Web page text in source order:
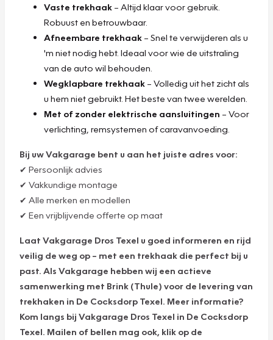
Vaste trekhaak – Altijd klaar voor gebruik.
Robuust en betrouwbaar.
Afneembare trekhaak – Snel te verwijderen als u
'm niet nodig hebt. Ideaal voor wie de uitstraling
van de auto wil behouden.
Wegklapbare trekhaak – Volledig uit het zicht als
u hem niet gebruikt. Het beste van twee werelden.
Met of zonder elektrische aansluitingen – Voor
verlichting, remsystemen of caravanvoeding.
Bij uw Vakgarage bent u aan het juiste adres voor:
✔ Persoonlijk advies
✔ Vakkundige montage
✔ Alle merken en modellen
✔ Een vrijblijvende offerte op maat
Laat Vakgarage Dros Texel u goed informeren en rijd
veilig de weg op – met een trekhaak die perfect bij u
past. Als Vakgarage hebben wij een actieve
samenwerking met Brink (Thule) voor de levering van
trekhaken in De Cocksdorp Texel. Meer informatie?
Kom langs bij Vakgarage Dros Texel in De Cocksdorp
Texel. Mailen of bellen mag ook, klik op de